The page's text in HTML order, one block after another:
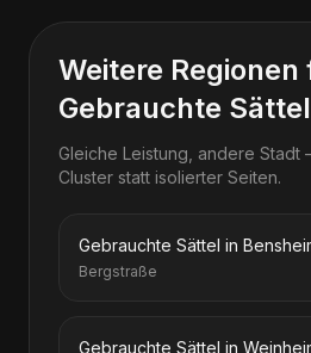
Weitere Regionen
Gebrauchte Sättel
Gleiche Leistung, andere Stadt
Cluster statt isolierter Seiten.
Gebrauchte Sättel in
Bergstraße
Gebrauchte Sättel in